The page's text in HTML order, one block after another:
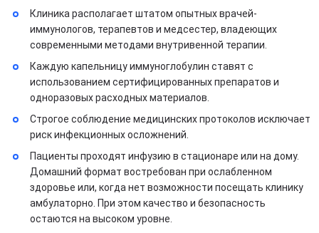
Клиника располагает штатом опытных врачей-
иммунологов, терапевтов и медсестер, владеющих
современными методами внутривенной терапии.
Каждую капельницу иммуноглобулин ставят с
использованием сертифицированных препаратов и
одноразовых расходных материалов.
Строгое соблюдение медицинских протоколов исключает
риск инфекционных осложнений.
Пациенты проходят инфузию в стационаре или на дому.
Домашний формат востребован при ослабленном
здоровье или, когда нет возможности посещать клинику
амбулаторно. При этом качество и безопасность
остаются на высоком уровне.